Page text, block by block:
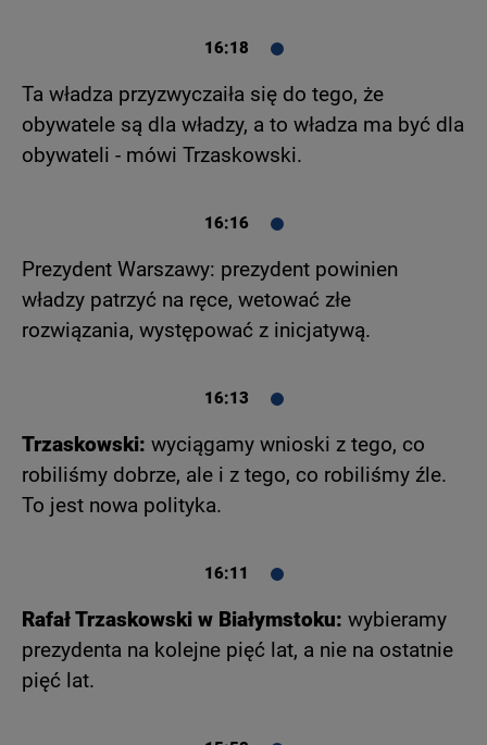
16:18
Ta władza przyzwyczaiła się do tego, że
obywatele są dla władzy, a to władza ma być dla
obywateli - mówi Trzaskowski.
16:16
Prezydent Warszawy: prezydent powinien
władzy patrzyć na ręce, wetować złe
rozwiązania, występować z inicjatywą.
16:13
Trzaskowski: wyciągamy wnioski z tego, co
robiliśmy dobrze, ale i z tego, co robiliśmy źle.
To jest nowa polityka.
16:11
Rafał Trzaskowski w Białymstoku: wybieramy
prezydenta na kolejne pięć lat, a nie na ostatnie
pięć lat.